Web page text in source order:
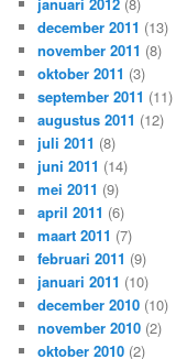
januari 2012 (8)
december 2011 (13)
november 2011 (8)
oktober 2011 (3)
september 2011 (11)
augustus 2011 (12)
juli 2011 (8)
juni 2011 (14)
mei 2011 (9)
april 2011 (6)
maart 2011 (7)
februari 2011 (9)
januari 2011 (10)
december 2010 (10)
november 2010 (2)
oktober 2010 (2)